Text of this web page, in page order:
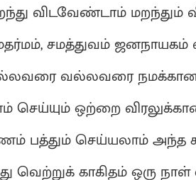
விடவேண்டாம் மறந்தும்
சமத்துவம் ஜனநாயகம்
வல்லவரை
செய்யும் ஒற்றை
பத்தும் செய்யலாம் அந்த
வெற்றுக் காகிதம் ஒரு